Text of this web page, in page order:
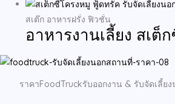
สเต๊ก อาหารฝรั่ง ฟิวชั่น
อาหารงานเลี้ยง สเต็
ราคาFoodTruckรับออกงาน & รับจัดเลี้ย